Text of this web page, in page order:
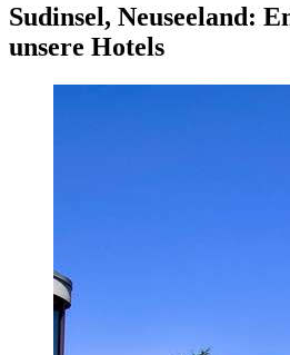
Sudinsel, Neuseeland:
unsere Hotels